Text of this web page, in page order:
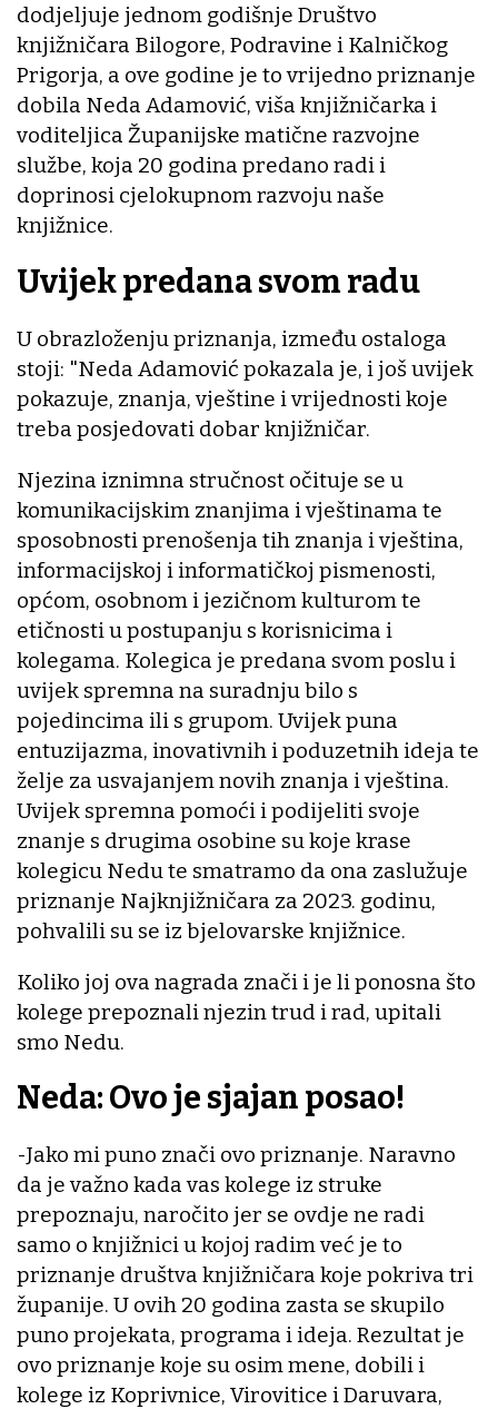
dodjeljuje jednom godišnje Društvo
knjižničara Bilogore, Podravine i Kalničkog
Prigorja, a ove godine je to vrijedno priznanje
dobila Neda Adamović, viša knjižničarka i
voditeljica Županijske matične razvojne
službe, koja 20 godina predano radi i
doprinosi cjelokupnom razvoju naše
knjižnice.
Uvijek predana svom radu
U obrazloženju priznanja, između ostaloga
stoji: "Neda Adamović pokazala je, i još uvijek
pokazuje, znanja, vještine i vrijednosti koje
treba posjedovati dobar knjižničar.
Njezina iznimna stručnost očituje se u
komunikacijskim znanjima i vještinama te
sposobnosti prenošenja tih znanja i vještina,
informacijskoj i informatičkoj pismenosti,
općom, osobnom i jezičnom kulturom te
etičnosti u postupanju s korisnicima i
kolegama. Kolegica je predana svom poslu i
uvijek spremna na suradnju bilo s
pojedincima ili s grupom. Uvijek puna
entuzijazma, inovativnih i poduzetnih ideja te
želje za usvajanjem novih znanja i vještina.
Uvijek spremna pomoći i podijeliti svoje
znanje s drugima osobine su koje krase
kolegicu Nedu te smatramo da ona zaslužuje
priznanje Najknjižničara za 2023. godinu,
pohvalili su se iz bjelovarske knjižnice.
Koliko joj ova nagrada znači i je li ponosna što
kolege prepoznali njezin trud i rad, upitali
smo Nedu.
Neda: Ovo je sjajan posao!
-Jako mi puno znači ovo priznanje. Naravno
da je važno kada vas kolege iz struke
prepoznaju, naročito jer se ovdje ne radi
samo o knjižnici u kojoj radim već je to
priznanje društva knjižničara koje pokriva tri
županije. U ovih 20 godina zasta se skupilo
puno projekata, programa i ideja. Rezultat je
ovo priznanje koje su osim mene, dobili i
kolege iz Koprivnice, Virovitice i Daruvara,